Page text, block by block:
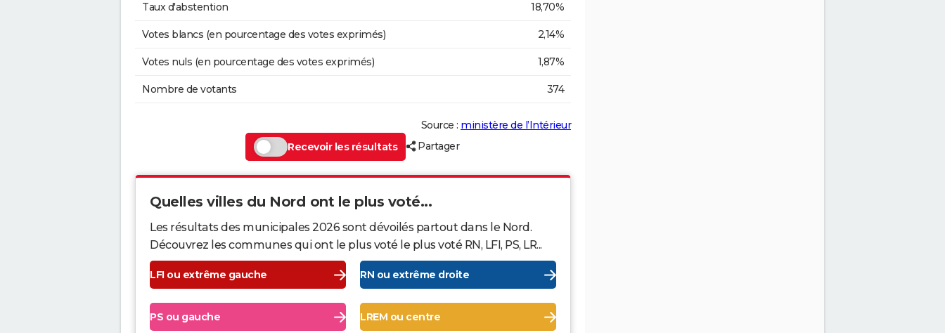
Taux d'abstention 18,70%
Votes blancs (en pourcentage des votes exprimés) 2,14%
Votes nuls (en pourcentage des votes exprimés) 1,87%
Nombre de votants 374
Source : ministère de l’Intérieur
Recevoir les résultats
Partager
Quelles villes du Nord ont le plus voté...
Les résultats des municipales 2026 sont dévoilés partout dans le Nord.
Découvrez les communes qui ont le plus voté le plus voté RN, LFI, PS, LR...
LFI ou extrême gauche RN ou extrême droite
PS ou gauche LREM ou centre